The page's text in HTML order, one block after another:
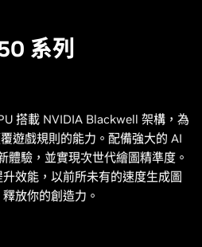
系列
搭載 NVIDIA Blackwell 架構，為
遊戲規則的能力。配備強大的 AI
體驗，並實現次世代繪圖精準度。
效能，以前所未有的速度生成圖
放你的創造力。